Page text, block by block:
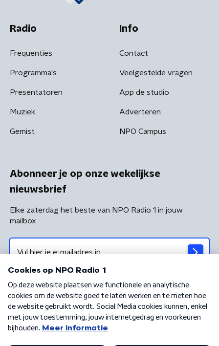
Radio
Frequenties
Programma's
Presentatoren
Muziek
Gemist
Info
Contact
Veelgestelde vragen
App de studio
Adverteren
NPO Campus
Abonneer je op onze wekelijkse
nieuwsbrief
Elke zaterdag het beste van NPO Radio 1 in jouw
mailbox
Algemene voorwaarden Privacybeleid